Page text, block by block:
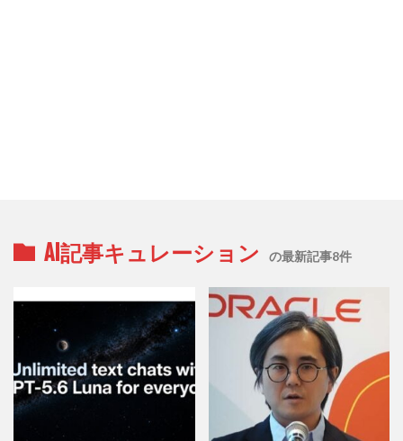
AI記事キュレーション の最新記事8件